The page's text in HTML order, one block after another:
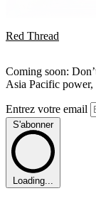
Red Thread
Coming soon:
Asia Pacific power,
Entrez votre email
S'abonner
Loading...